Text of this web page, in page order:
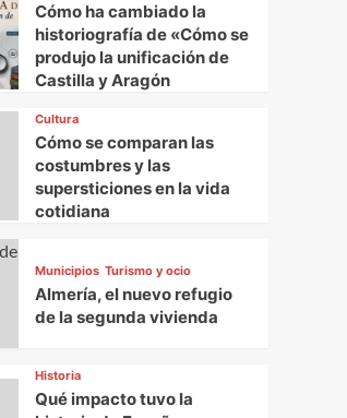
Cómo ha cambiado la
historiografía de «Cómo se
produjo la unificación de
Castilla y Aragón
Cultura
Cómo se comparan las
costumbres y las
supersticiones en la vida
cotidiana
Municipios Turismo y ocio
Almería, el nuevo refugio
de la segunda vivienda
Historia
Qué impacto tuvo la